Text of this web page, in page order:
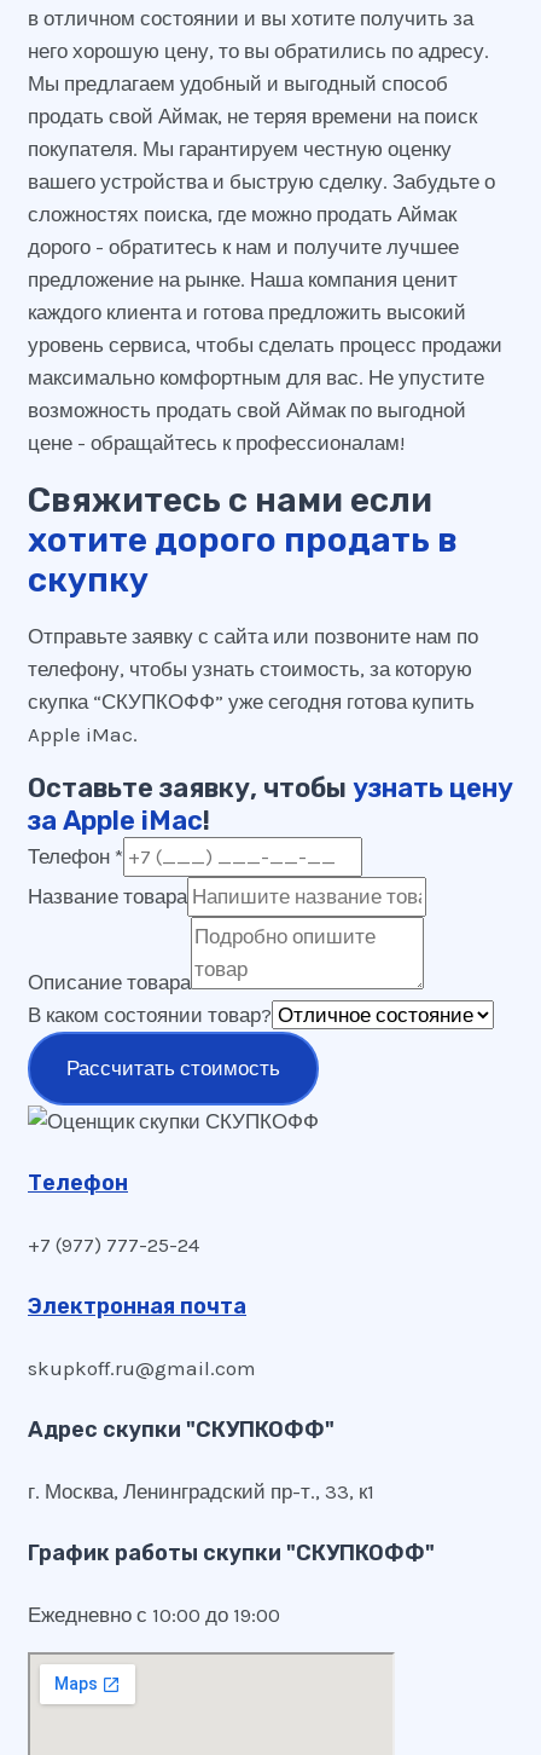
в отличном состоянии и вы хотите получить за
него хорошую цену, то вы обратились по адресу.
Мы предлагаем удобный и выгодный способ
продать свой Аймак, не теряя времени на поиск
покупателя. Мы гарантируем честную оценку
вашего устройства и быструю сделку. Забудьте о
сложностях поиска, где можно продать Аймак
дорого - обратитесь к нам и получите лучшее
предложение на рынке. Наша компания ценит
каждого клиента и готова предложить высокий
уровень сервиса, чтобы сделать процесс продажи
максимально комфортным для вас. Не упустите
возможность продать свой Аймак по выгодной
цене - обращайтесь к профессионалам!
Свяжитесь с нами если
хотите дорого продать в
скупку
Отправьте заявку с сайта или позвоните нам по
телефону, чтобы узнать стоимость, за которую
скупка “СКУПКОФФ” уже сегодня готова купить
Apple iMac.
Оставьте заявку, чтобы узнать цену
за Apple iMac!
Телефон *
Название товара
Описание товара
В каком состоянии товар?
Рассчитать стоимость
Телефон
+7 (977) 777-25-24
Электронная почта
skupkoff.ru@gmail.com
Адрес скупки "СКУПКОФФ"
г. Москва, Ленинградский пр-т., 33, к1
График работы скупки "СКУПКОФФ"
Ежедневно с 10:00 до 19:00